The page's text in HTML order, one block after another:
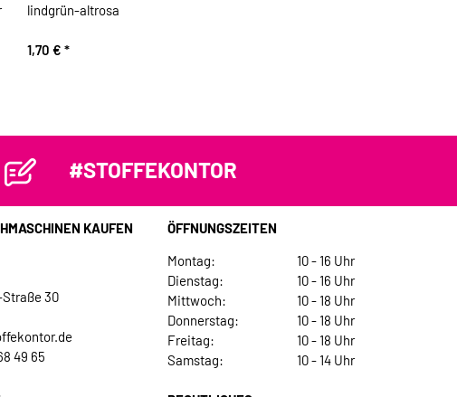
lindgrün-altrosa
1,70 € *
#STOFFEKONTOR
KAUFEN
30
49 65
ÖFFNUNGSZEITEN
Montag:
10 - 16 Uhr
Dienstag:
10 - 16 Uhr
Mittwoch:
10 - 18 Uhr
Donnerstag:
10 - 18 Uhr
Freitag:
10 - 18 Uhr
Samstag:
10 - 14 Uhr